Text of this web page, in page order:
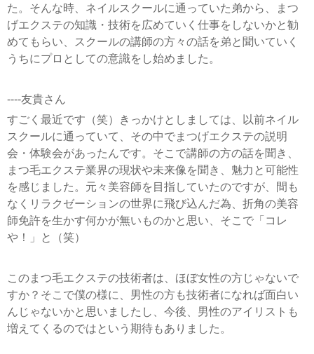
た。そんな時、ネイルスクールに通っていた弟から、まつ
げエクステの知識・技術を広めていく仕事をしないかと勧
めてもらい、スクールの講師の方々の話を弟と聞いていく
うちにプロとしての意識をし始めました。
----友貴さん
すごく最近です（笑）きっかけとしましては、以前ネイル
スクールに通っていて、その中でまつげエクステの説明
会・体験会があったんです。そこで講師の方の話を聞き、
まつ毛エクステ業界の現状や未来像を聞き、魅力と可能性
を感じました。元々美容師を目指していたのですが、間も
なくリラクゼーションの世界に飛び込んだ為、折角の美容
師免許を生かす何かが無いものかと思い、そこで「コレ
や！」と（笑）
このまつ毛エクステの技術者は、ほぼ女性の方じゃないで
すか？そこで僕の様に、男性の方も技術者になれば面白い
んじゃないかと思いましたし、今後、男性のアイリストも
増えてくるのではという期待もありました。